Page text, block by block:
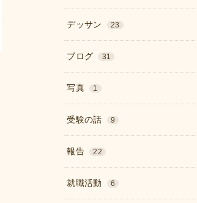
デッサン 23
ブログ 31
写真 1
受験の話 9
報告 22
就職活動 6